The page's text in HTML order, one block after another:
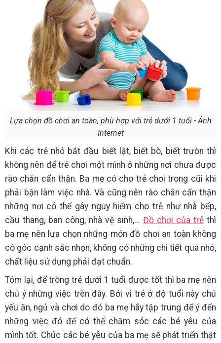
Lựa chọn đồ chơi an toàn, phù hợp với trẻ dưới 1 tuổi - Ảnh
Internet
Khi các trẻ nhỏ bắt đầu biết lật, biết bò, biết trườn thì
không nên để trẻ chơi một mình ở những nơi chưa được
rào chắn cẩn thận. Ba mẹ có cho trẻ chơi trong cũi khi
phải bận làm việc nhà. Và cũng nên rào chắn cẩn thận
những nơi có thể gây nguy hiểm cho trẻ như nhà bếp,
cầu thang, ban công, nhà vệ sinh,... Đồ chơi của trẻ thì
ba mẹ nên lựa chọn những món đồ chơi an toàn không
có góc cạnh sắc nhọn, không có những chi tiết quá nhỏ,
chất liệu sử dụng phải đạt chuẩn.
Tóm lại, để trông trẻ dưới 1 tuổi được tốt thì ba mẹ nên
chú ý những việc trên đây. Bởi vì trẻ ở độ tuổi này chủ
yếu ăn, ngủ và chơi do đó ba mẹ hãy tập trung để ý đến
những việc đó để có thể chăm sóc các bé yêu của
mình tốt. Chúc các bé yêu của ba mẹ sẽ phát triển thật